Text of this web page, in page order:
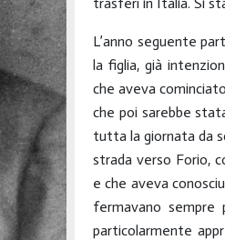
L’anno seguente
la figlia, già
che aveva
che poi sarebbe
tutta la giornata da
strada verso Forio,
e che aveva
fermavano sempre
particolarmente